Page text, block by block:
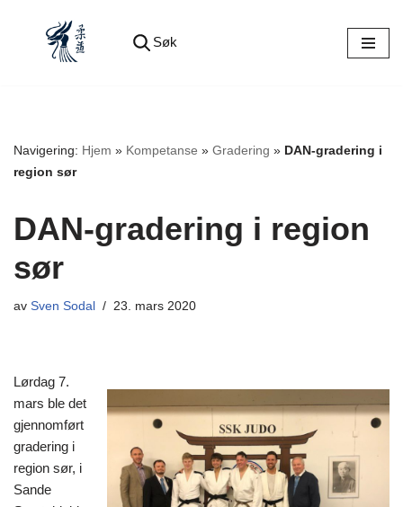
Søk
Navigering: Hjem » Kompetanse » Gradering » DAN-gradering i
region sør
DAN-gradering i region
sør
av Sven Sodal 23. mars 2020
Lørdag 7.
mars ble det
gjennomført
gradering i
region sør, i
Sande